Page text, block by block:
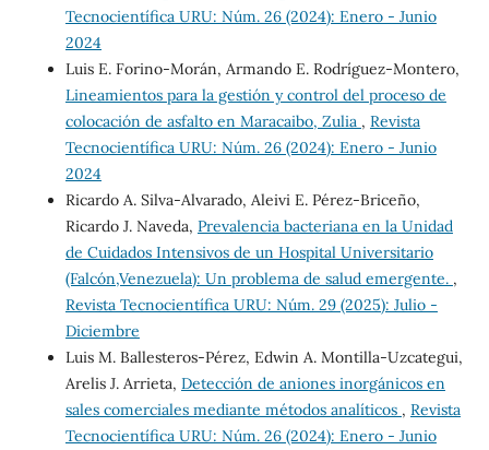
Tecnocientífica URU: Núm. 26 (2024): Enero - Junio
2024
Luis E. Forino-Morán, Armando E. Rodríguez-Montero,
Lineamientos para la gestión y control del proceso de
colocación de asfalto en Maracaibo, Zulia , Revista
Tecnocientífica URU: Núm. 26 (2024): Enero - Junio
2024
Ricardo A. Silva-Alvarado, Aleivi E. Pérez-Briceño,
Ricardo J. Naveda, Prevalencia bacteriana en la Unidad
de Cuidados Intensivos de un Hospital Universitario
(Falcón,Venezuela): Un problema de salud emergente. ,
Revista Tecnocientífica URU: Núm. 29 (2025): Julio -
Diciembre
Luis M. Ballesteros-Pérez, Edwin A. Montilla-Uzcategui,
Arelis J. Arrieta, Detección de aniones inorgánicos en
sales comerciales mediante métodos analíticos , Revista
Tecnocientífica URU: Núm. 26 (2024): Enero - Junio